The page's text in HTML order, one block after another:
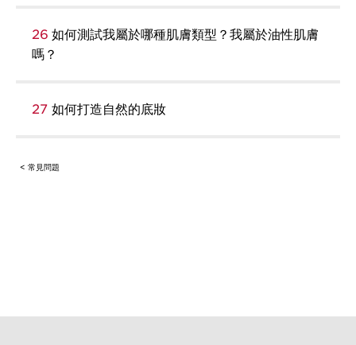
26 如何測試我屬於哪種肌膚類型？我屬於油性肌膚
嗎？
27 如何打造自然的底妝
< 常見問題